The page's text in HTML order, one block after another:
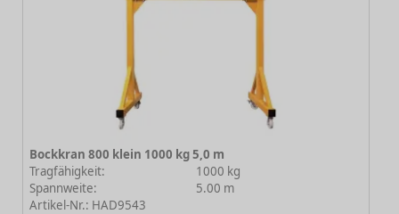
Bockkran 800 klein 1000 kg 5,0 m
Tragfähigkeit:
1000 kg
Spannweite:
5.00 m
Artikel-Nr.: HAD9543